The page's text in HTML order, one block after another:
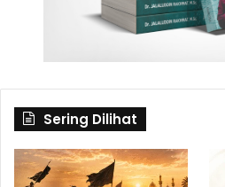
Sering Dilihat